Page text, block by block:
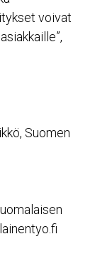
voivat
Suomen